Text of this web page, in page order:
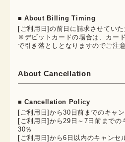
■ About Billing Timing
[ご利用日]の前日に請求させていた
※デビットカードの場合は、カー
で引き落としとなりますのでご注
About Cancellation
■ Cancellation Policy
[ご利用日]から30日前までのキャ
[ご利用日]から29日～7日前までの
30％
[ご利用日]から6日以内のキャンセ